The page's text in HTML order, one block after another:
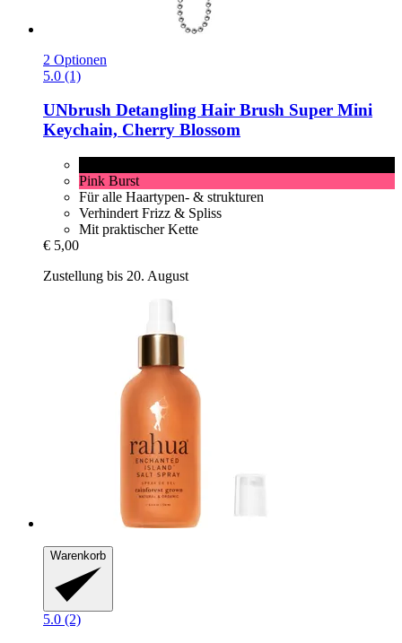
2 Optionen
5.0 (1)
UNbrush Detangling Hair Brush Super Mini
Keychain, Cherry Blossom
Pink Burst
Für alle Haartypen- & strukturen
Verhindert Frizz & Spliss
Mit praktischer Kette
€ 5,00
Zustellung bis 20. August
Warenkorb
5.0 (2)